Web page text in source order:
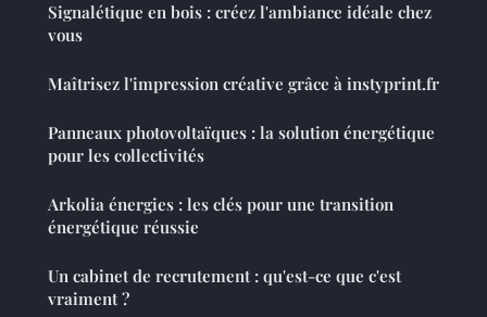
Signalétique en bois : créez l'ambiance idéale chez
vous
Maîtrisez l'impression créative grâce à instyprint.fr
Panneaux photovoltaïques : la solution énergétique
pour les collectivités
Arkolia énergies : les clés pour une transition
énergétique réussie
Un cabinet de recrutement : qu'est-ce que c'est
vraiment ?